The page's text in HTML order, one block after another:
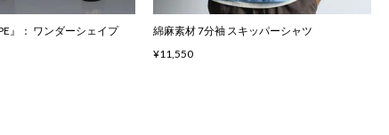
』： ワンダーシェイプ
綿麻素材 7分袖 スキッパーシャツ
¥11,550